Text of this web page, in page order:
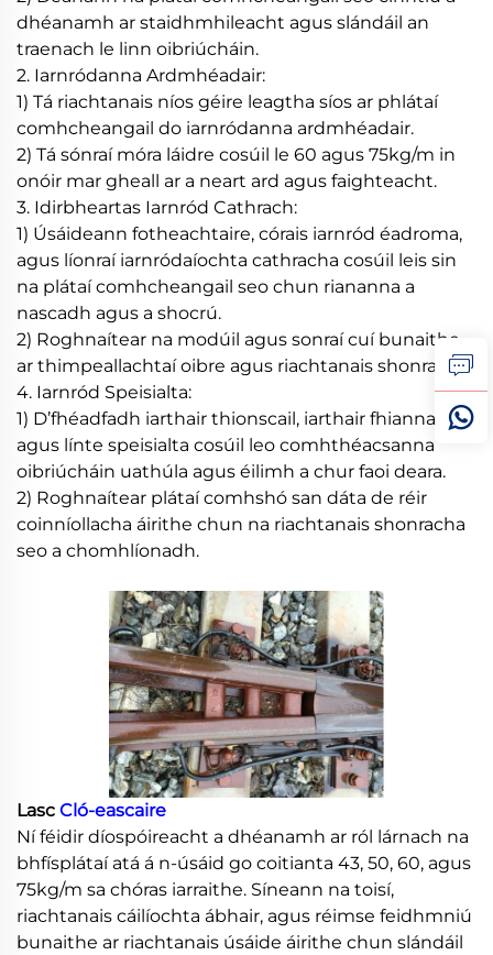
dhéanamh ar staidhmhileacht agus slándáil an
traenach le linn oibriúcháin.
2. Iarnródanna Ardmhéadair:
1) Tá riachtanais níos géire leagtha síos ar phlátaí
comhcheangail do iarnródanna ardmhéadair.
2) Tá sónraí móra láidre cosúil le 60 agus 75kg/m in
onóir mar gheall ar a neart ard agus faighteacht.
3. Idirbheartas Iarnród Cathrach:
1) Úsáideann fotheachtaire, córais iarnród éadroma,
agus líonraí iarnródaíochta cathracha cosúil leis sin
na plátaí comhcheangail seo chun riananna a
nascadh agus a shocrú.
2) Roghnaítear na modúil agus sonraí cuí bunaithe
ar thimpeallachtaí oibre agus riachtanais shonracha.
4. Iarnród Speisialta:
1) D’fhéadfadh iarthair thionscail, iarthair fhianna
agus línte speisialta cosúil leo comhthéacsanna
oibriúcháin uathúla agus éilimh a chur faoi deara.
2) Roghnaítear plátaí comhshó san dáta de réir
coinníollacha áirithe chun na riachtanais shonracha
seo a chomhlíonadh.
Lasc Cló-eascaire
Ní féidir díospóireacht a dhéanamh ar ról lárnach na
bhfísplátaí atá á n-úsáid go coitianta 43, 50, 60, agus
75kg/m sa chóras iarraithe. Síneann na toisí,
riachtanais cáilíochta ábhair, agus réimse feidhmniú
bunaithe ar riachtanais úsáide áirithe chun slándáil